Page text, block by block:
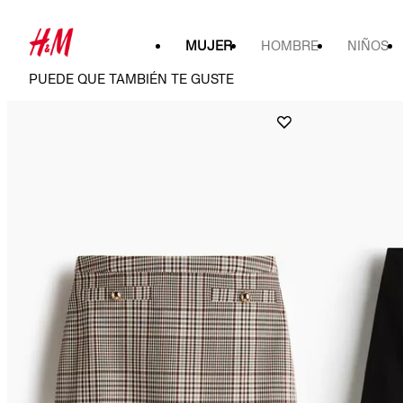
MUJER HOMBRE NIÑOS
PUEDE QUE TAMBIÉN TE GUSTE